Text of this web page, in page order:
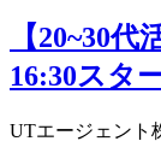
【20~30
16:30スタ
UTエージェント